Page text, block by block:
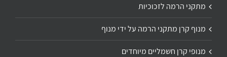
מתקני הרמה לזכוכיות
מנוף קרן מתקני הרמה על ידי מנוף
מנופי קרן חשמליים מיוחדים